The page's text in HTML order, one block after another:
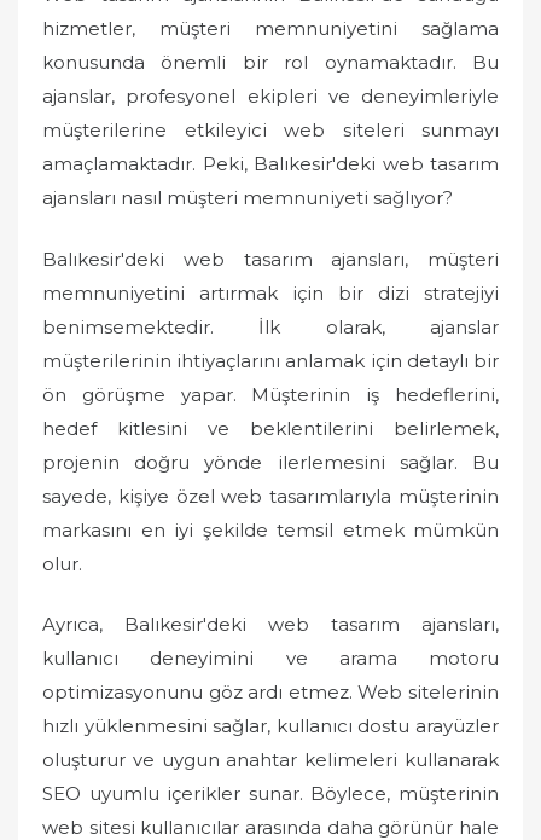
hizmetler, müşteri memnuniyetini sağlama
konusunda önemli bir rol oynamaktadır. Bu
ajanslar, profesyonel ekipleri ve deneyimleriyle
müşterilerine etkileyici web siteleri sunmayı
amaçlamaktadır. Peki, Balıkesir'deki web tasarım
ajansları nasıl müşteri memnuniyeti sağlıyor?
Balıkesir'deki web tasarım ajansları, müşteri
memnuniyetini artırmak için bir dizi stratejiyi
benimsemektedir. İlk olarak, ajanslar
müşterilerinin ihtiyaçlarını anlamak için detaylı bir
ön görüşme yapar. Müşterinin iş hedeflerini,
hedef kitlesini ve beklentilerini belirlemek,
projenin doğru yönde ilerlemesini sağlar. Bu
sayede, kişiye özel web tasarımlarıyla müşterinin
markasını en iyi şekilde temsil etmek mümkün
olur.
Ayrıca, Balıkesir'deki web tasarım ajansları,
kullanıcı deneyimini ve arama motoru
optimizasyonunu göz ardı etmez. Web sitelerinin
hızlı yüklenmesini sağlar, kullanıcı dostu arayüzler
oluşturur ve uygun anahtar kelimeleri kullanarak
SEO uyumlu içerikler sunar. Böylece, müşterinin
web sitesi kullanıcılar arasında daha görünür hale